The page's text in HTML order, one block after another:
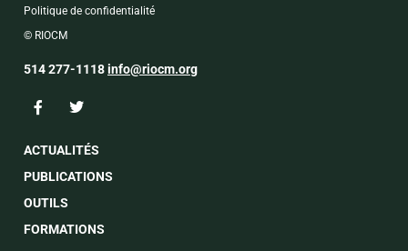
Politique de confidentialité
© RIOCM
514 277-1118info@riocm.org
ACTUALITÉS
PUBLICATIONS
OUTILS
FORMATIONS